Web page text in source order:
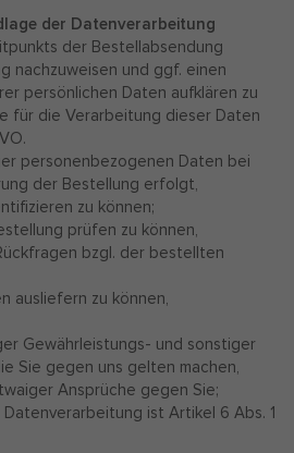
der Datenverarbeitung
der Bestellabsendung
nachzuweisen und ggf. einen
persönlichen Daten aufklären zu
für die Verarbeitung dieser Daten
personenbezogenen Daten bei
der Bestellung erfolgt,
zu können;
prüfen zu können,
bzgl. der bestellten
ausliefern zu können,
Gewährleistungs- und sonstiger
Sie gegen uns gelten machen,
Ansprüche gegen Sie;
ist Artikel 6 Abs. 1